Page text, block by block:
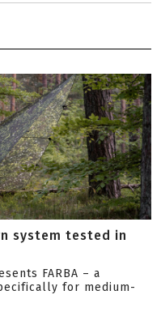
system tested in
FARBA – a
for medium-